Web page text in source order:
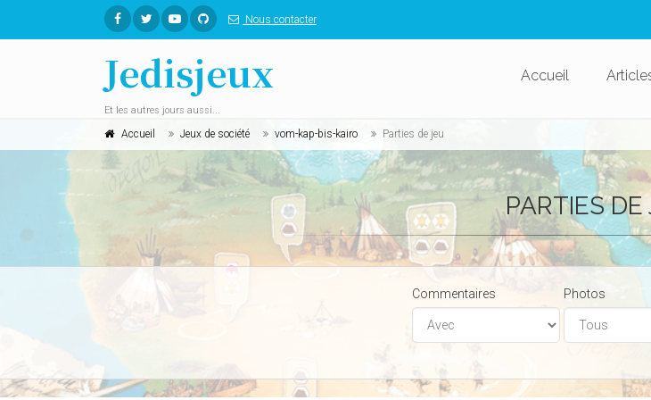
Nous contacter
Jedisjeux
Et les autres jours aussi...
Accueil
Accueil Jeux de société vom-kap-bis-kairo Parties de jeu
PARTIES DE
Commentaires Photos